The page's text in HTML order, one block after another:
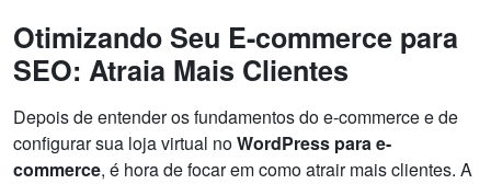
Otimizando Seu E-commerce para
SEO: Atraia Mais Clientes
Depois de entender os fundamentos do e-commerce e de
configurar sua loja virtual noWordPress para e-
commerce, é hora de focar em como atrair mais clientes. A